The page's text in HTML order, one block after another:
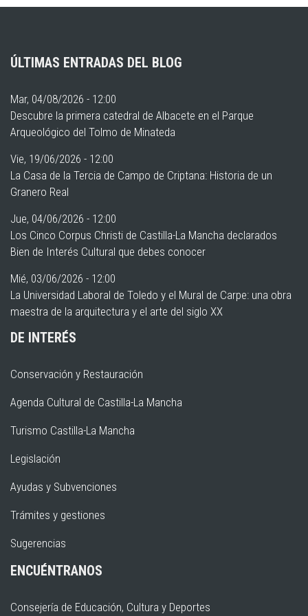
ÚLTIMAS ENTRADAS DEL BLOG
Mar, 04/08/2026 - 12:00
Descubre la primera catedral de Albacete en el Parque
Arqueológico del Tolmo de Minateda
Vie, 19/06/2026 - 12:00
La Casa de la Tercia de Campo de Criptana: Historia de un
Granero Real
Jue, 04/06/2026 - 12:00
Los Cinco Corpus Christi de Castilla-La Mancha declarados
Bien de Interés Cultural que debes conocer
Mié, 03/06/2026 - 12:00
La Universidad Laboral de Toledo y el Mural de Carpe: una obra
maestra de la arquitectura y el arte del siglo XX
DE INTERÉS
Conservación y Restauración
Agenda Cultural de Castilla-La Mancha
Turismo Castilla-La Mancha
Legislación
Ayudas y Subvenciones
Trámites y gestiones
Sugerencias
ENCUÉNTRANOS
Consejería de Educación, Cultura y Deportes